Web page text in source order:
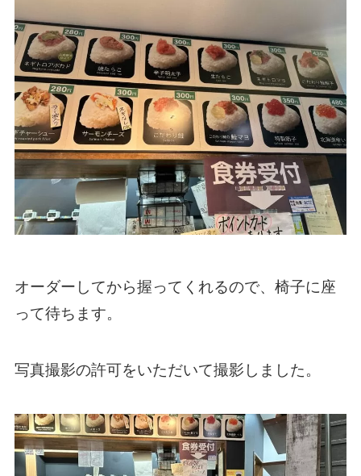
オーダーしてから握ってくれるので、椅子に座
って待ちます。
写真撮影の許可をいただいて撮影しました。